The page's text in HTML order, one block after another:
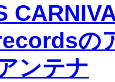
の
ンテナ